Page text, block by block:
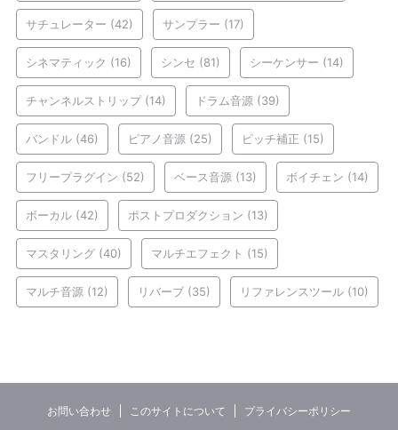
サチュレーター (42) サンプラー (17)
シネマティック (16) シンセ (81) シーケンサー (14)
チャンネルストリップ(14) ドラム音源 (39)
バンドル (46) ピアノ音源 (25) ピッチ補正 (15)
フリープラグイン (52) ベース音源 (13) ボイチェン (14)
ボーカル (42) ポストプロダクション (13)
マスタリング (40) マルチエフェクト (15)
マルチ音源 (12) リバーブ (35) リファレンスツール (10)
お問い合わせ このサイトについて プライバシーポリシー